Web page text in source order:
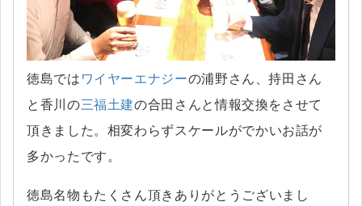
徳島では ワイヤーエナジーの浦野さん、持田さん
と香川の三福土建の合田さんと情報交換をさせて
頂きました。相変わらずスケールがでかいお話が
多かったです。
徳島名物もたくさん頂きありがとうございまし